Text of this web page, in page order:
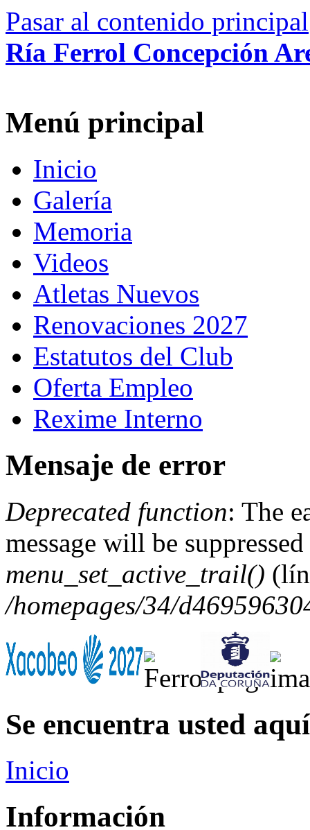
Pasar al contenido principal
Ría Ferrol Concepción
Menú principal
Inicio
Galería
Memoria
Videos
Atletas Nuevos
Renovaciones 2027
Estatutos del Club
Oferta Empleo
Rexime Interno
Mensaje de error
Deprecated function: The
message will be
menu_set_active_trail()
/homepages/34/
Se encuentra usted aquí
Inicio
Información